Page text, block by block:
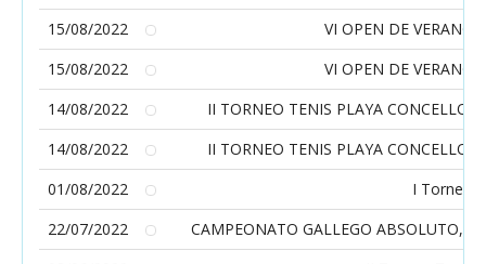
15/08/2022
VI OPEN DE VERANO
15/08/2022
VI OPEN DE VERANO
14/08/2022
II TORNEO TENIS PLAYA CONCELLO
14/08/2022
II TORNEO TENIS PLAYA CONCELLO
01/08/2022
I Torneo
22/07/2022
CAMPEONATO GALLEGO ABSOLUTO,